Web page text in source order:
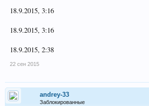
18.9.2015, 3:16
18.9.2015, 3:16
18.9.2015, 2:38
22 сен 2015
andrey-33
Заблокированные